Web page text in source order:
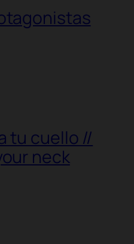
tu cuello //
neck